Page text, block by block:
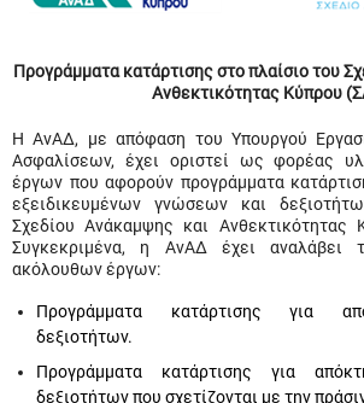
Προγράμματα κατάρτισης στο πλαίσιο του
Ανθεκτικότητας Κύπρου
Η ΑνΑΔ, με απόφαση του Υπουργού
Ασφαλίσεων, έχει οριστεί ως φορέας
έργων που αφορούν προγράμματα
εξειδικευμένων γνώσεων και
Σχεδίου Ανάκαμψης και Ανθεκτικότητας
Συγκεκριμένα, η ΑνΑΔ έχει αναλάβει
ακόλουθων έργων:
Προγράμματα κατάρτισης για
δεξιοτήτων.
Προγράμματα κατάρτισης για
δεξιοτήτων που σχετίζονται με την